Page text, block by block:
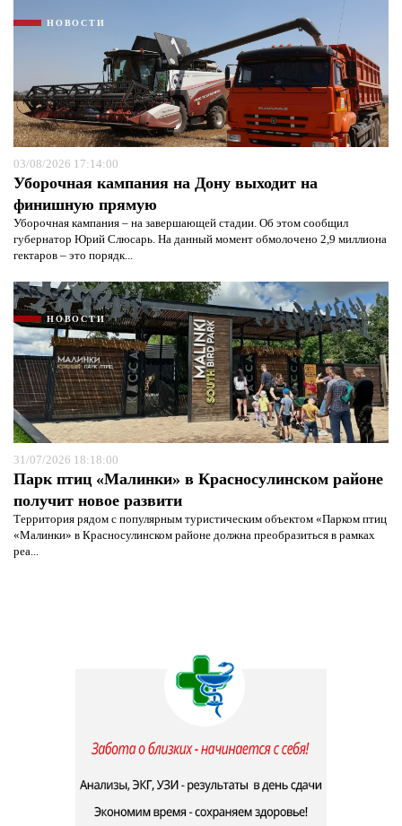
НОВОСТИ
03/08/2026 17:14:00
Уборочная кампания на Дону выходит на
финишную прямую
Уборочная кампания – на завершающей стадии. Об этом сообщил
губернатор Юрий Слюсарь. На данный момент обмолочено 2,9 миллиона
гектаров – это порядк...
НОВОСТИ
31/07/2026 18:18:00
Парк птиц «Малинки» в Красносулинском районе
получит новое развити
Территория рядом с популярным туристическим объектом «Парком птиц
«Малинки» в Красносулинском районе должна преобразиться в рамках
реа...